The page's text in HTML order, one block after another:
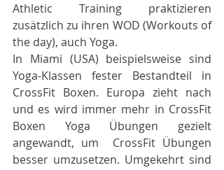
Athletic Training praktizieren
zusätzlich zu ihren WOD (Workouts of
the day), auch Yoga.
In Miami (USA) beispielsweise sind
Yoga-Klassen fester Bestandteil in
CrossFit Boxen. Europa zieht nach
und es wird immer mehr in CrossFit
Boxen Yoga Übungen gezielt
angewandt, um  CrossFit Übungen
besser umzusetzen. Umgekehrt sind